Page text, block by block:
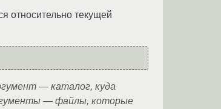
относительно текущей
— каталог, куда
— файлы, которые